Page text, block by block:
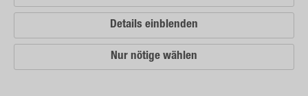
Details einblenden
Nur nötige wählen
© 2026 German Seed Alliance GmbH